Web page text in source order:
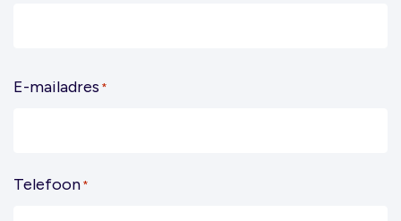
E-mailadres *
Telefoon *